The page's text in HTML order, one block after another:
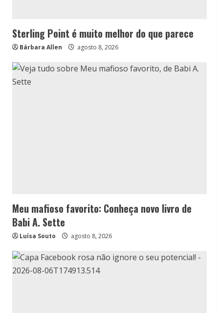
Sterling Point é muito melhor do que parece
Bárbara Allen agosto 8, 2026
Meu mafioso favorito: Conheça novo livro de
Babi A. Sette
Luísa Souto agosto 8, 2026